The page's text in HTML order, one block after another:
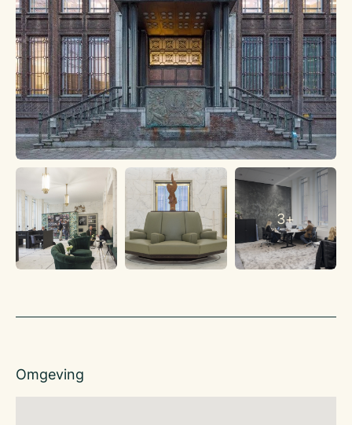
Info: Bedrijfsadviseur Joey Hehamahua, 06-11744732 of
joey@klaassenbv.nl
3+
Omgeving